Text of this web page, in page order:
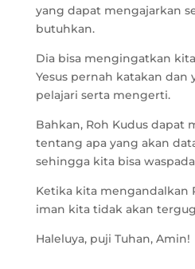
yang dapat mengajarkan
butuhkan.
Dia bisa mengingatkan
Yesus pernah katakan dan
pelajari serta mengerti.
Bahkan, Roh Kudus dapat
tentang apa yang akan
sehingga kita bisa
Ketika kita mengandalkan
iman kita tidak akan
Haleluya, puji Tuhan, Amin!